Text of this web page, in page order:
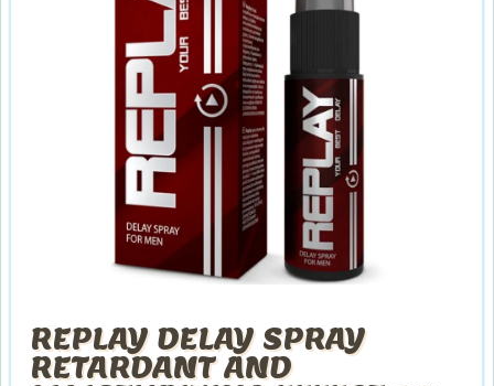
REPLAY DELAY SPRAY
RETARDANT AND